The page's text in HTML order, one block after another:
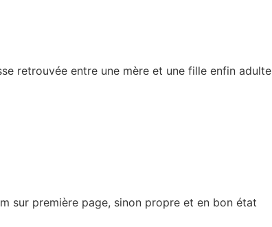
retrouvée entre une mère et une fille enfin adulte
sur première page, sinon propre et en bon état